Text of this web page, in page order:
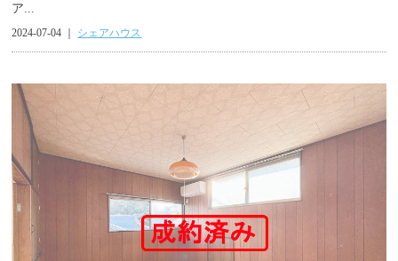
ア...
2024-07-04 ｜ シェアハウス